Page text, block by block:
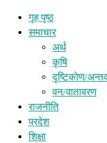
गृह पृष्ठ
समाचार
अर्थ
कृषि
दृष्टिकोण/
वन/वातावरण
राजनीति
प्रदेश
शिक्षा